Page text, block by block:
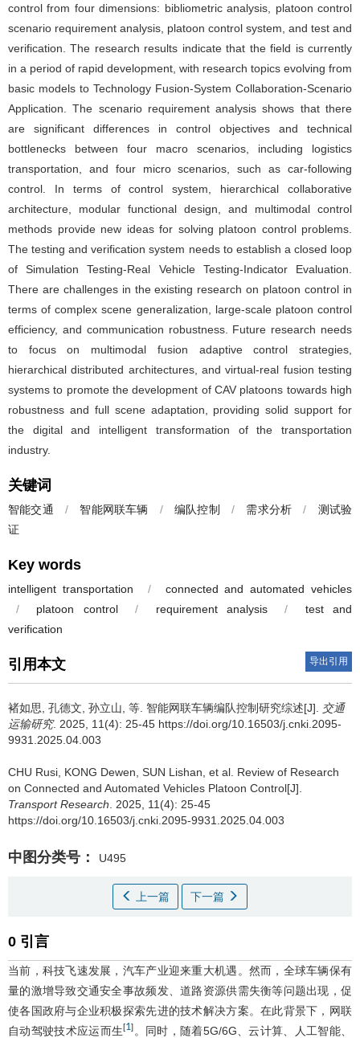
control from four dimensions: bibliometric analysis, platoon control
scenario requirement analysis, platoon control system, and test and
verification. The research results indicate that the field is currently
in a period of rapid development, with research topics evolving from
basic models to Technology Fusion-System Collaboration-Scenario
Application. The scenario requirement analysis shows that there
are significant differences in control objectives and technical
bottlenecks between four macro scenarios, including logistics
transportation, and four micro scenarios, such as car-following
control. In terms of control system, hierarchical collaborative
architecture, modular functional design, and multimodal control
methods provide new ideas for solving platoon control problems.
The testing and verification system needs to establish a closed loop
of Simulation Testing-Real Vehicle Testing-Indicator Evaluation.
There are challenges in the existing research on platoon control in
terms of complex scene generalization, large-scale platoon control
efficiency, and communication robustness. Future research needs
to focus on multimodal fusion adaptive control strategies,
hierarchical distributed architectures, and virtual-real fusion testing
systems to promote the development of CAV platoons towards high
robustness and full scene adaptation, providing solid support for
the digital and intelligent transformation of the transportation
industry.
关键词
智能交通 / 智能网联车辆 / 编队控制 / 需求分析 /
测试验
证
Key words
intelligent transportation /
connected and automated vehicles
/
platoon control / requirement analysis /
test and
verification
引用本文 导出引用
褚如思 孔德文 孙立山 等 智能网联车辆编队控制研究综述[J]. 交通
运输研究. 2025, 11(4): 25-45 https://doi.org/10.16503/j.cnki.2095-
9931.2025.04.003
CHU Rusi KONG Dewen SUN Lishan et al Review of Research
on Connected and Automated Vehicles Platoon Control[J].
Transport Research . 2025, 11(4): 25-45
https://doi.org/10.16503/j.cnki.2095-9931.2025.04.003
中图分类号： U495
上一篇 下一篇
0 引言
当前，科技飞速发展，汽车产业迎来重大机遇。然而，全球车辆保有
量的激增导致交通安全事故频发、道路资源供需失衡等问题出现，促
使各国政府与企业积极探索先进的技术解决方案。在此背景下，网联
自动驾驶技术应运而生[1] 。同时，随着5G/6G、云计算、人工智能、